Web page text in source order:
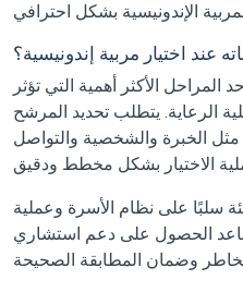
عند اختيار مربية إندونيسية؟
المراحل الأكثر أهمية التي تؤثر
الرعاية. يتطلب تحديد المرشح
الخبرة والشخصية والتواصل
سلبًا على نظام الأسرة وعملية
الحصول على دعم استشاري